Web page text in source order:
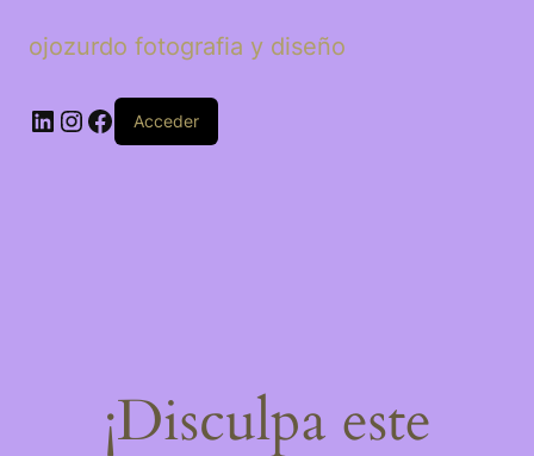
ojozurdo fotografia y diseño
LinkedIn
Instagram
Facebook
Acceder
¡Disculpa este